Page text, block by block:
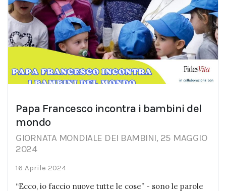
Papa Francesco incontra i bambini del
mondo
GIORNATA MONDIALE DEI BAMBINI, 25 MAGGIO
2024
16 Aprile 2024
“Ecco, io faccio nuove tutte le cose” - sono le parole